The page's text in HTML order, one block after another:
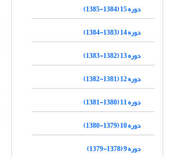
دوره 15 (1384-1385)
دوره 14 (1383-1384)
دوره 13 (1382-1383)
دوره 12 (1381-1382)
دوره 11 (1380-1381)
دوره 10 (1379-1380)
دوره 9 (1378-1379)